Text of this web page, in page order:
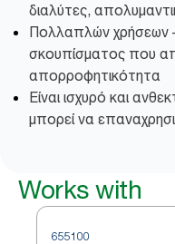
διαλύτες,
Πολλαπλών χρήσεων –
σκουπίσματος που
απορροφητικότητα
Είναι ισχυρό και
μπορεί να
Works with
655100